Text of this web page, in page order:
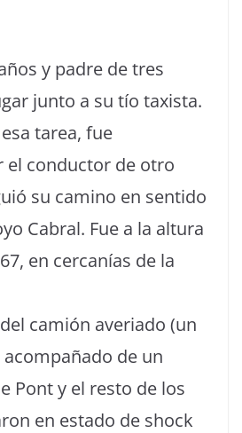
y padre de tres
junto a su tío taxista.
tarea, fue
el conductor de otro
su camino en sentido
Cabral. Fue a la altura
en cercanías de la
camión averiado (un
de un
Pont y el resto de los
en estado de shock